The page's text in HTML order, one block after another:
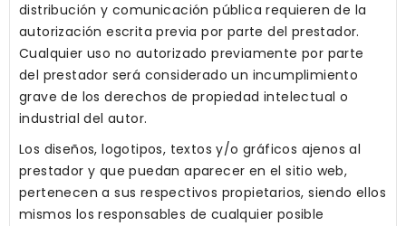
distribución y comunicación pública requieren de la
autorización escrita previa por parte del prestador.
Cualquier uso no autorizado previamente por parte
del prestador será considerado un incumplimiento
grave de los derechos de propiedad intelectual o
industrial del autor.
Los diseños, logotipos, textos y/o gráficos ajenos al
prestador y que puedan aparecer en el sitio web,
pertenecen a sus respectivos propietarios, siendo ellos
mismos los responsables de cualquier posible